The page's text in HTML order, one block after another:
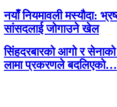
नयाँ नियमावली मस्यौदा:
सांसदलाई जोगाउने खेल
सिंहदरबारको आगो र
लामा प्रकरणले बदलिएको…